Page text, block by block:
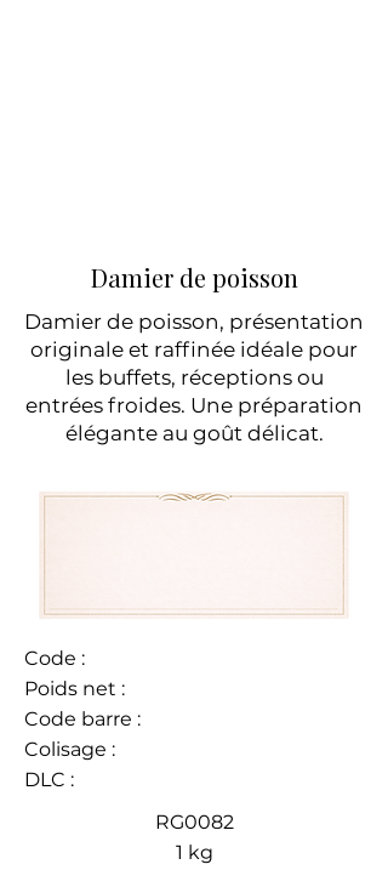
Damier de poisson
Damier de poisson, présentation
originale et raffinée idéale pour
les buffets, réceptions ou
entrées froides. Une préparation
élégante au goût délicat.
Code :
Poids net :
Code barre :
Colisage :
DLC :
RG0082
1 kg